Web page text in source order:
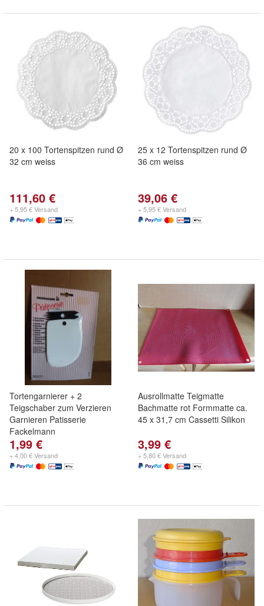
20 x 100 Tortenspitzen rund Ø
32 cm weiss
111,60 €
+ 5,95 € Versand
25 x 12 Tortenspitzen rund Ø
36 cm weiss
39,06 €
+ 5,95 € Versand
Tortengarnierer + 2
Teigschaber zum Verzieren
Garnieren Patisserie
Fackelmann
1,99 €
+ 4,00 € Versand
Ausrollmatte Teigmatte
Bachmatte rot Formmatte ca.
45 x 31,7 cm Cassetti Silikon
3,99 €
+ 5,80 € Versand